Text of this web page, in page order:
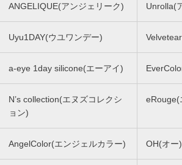
ANGELIQUE(アンジェリーク) Unrolla(
Uyu1DAY(ウユワンデー)
a-eye 1day silicone(エーアイ)
N’s collection(エヌズコレクシ
ョン)
eRouge(
AngelColor(エンジェルカラー) OH(オー)